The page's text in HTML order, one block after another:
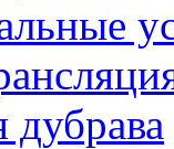
дубрава